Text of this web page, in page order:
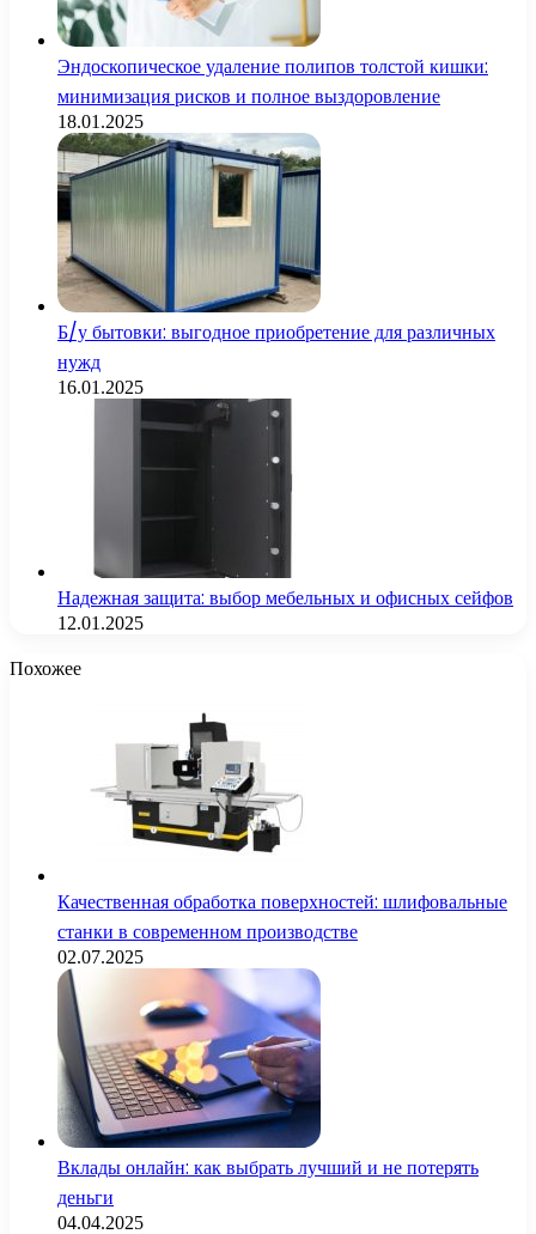
Эндоскопическое удаление полипов толстой кишки:
минимизация рисков и полное выздоровление
18.01.2025
Б/у бытовки: выгодное приобретение для различных
нужд
16.01.2025
Надежная защита: выбор мебельных и офисных сейфов
12.01.2025
Похожее
Качественная обработка поверхностей: шлифовальные
станки в современном производстве
02.07.2025
Вклады онлайн: как выбрать лучший и не потерять
деньги
04.04.2025